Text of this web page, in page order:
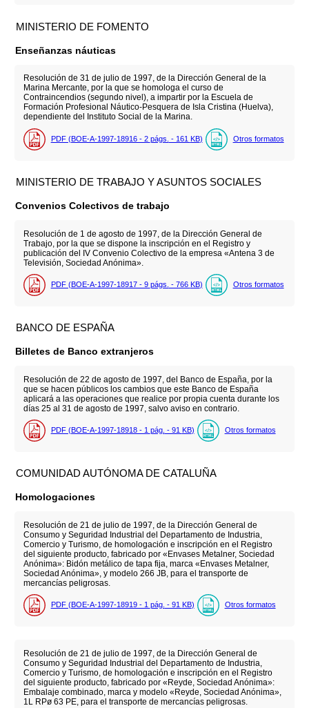
MINISTERIO DE FOMENTO
Enseñanzas náuticas
Resolución de 31 de julio de 1997, de la Dirección General de la
Marina Mercante, por la que se homologa el curso de
Contraincendios (segundo nivel), a impartir por la Escuela de
Formación Profesional Náutico-Pesquera de Isla Cristina (Huelva),
dependiente del Instituto Social de la Marina.
PDF (BOE-A-1997-18916 - 2 págs. - 161 KB) Otros formatos
MINISTERIO DE TRABAJO Y ASUNTOS SOCIALES
Convenios Colectivos de trabajo
Resolución de 1 de agosto de 1997, de la Dirección General de
Trabajo, por la que se dispone la inscripción en el Registro y
publicación del IV Convenio Colectivo de la empresa «Antena 3 de
Televisión, Sociedad Anónima».
PDF (BOE-A-1997-18917 - 9 págs. - 766 KB) Otros formatos
BANCO DE ESPAÑA
Billetes de Banco extranjeros
Resolución de 22 de agosto de 1997, del Banco de España, por la
que se hacen públicos los cambios que este Banco de España
aplicará a las operaciones que realice por propia cuenta durante los
días 25 al 31 de agosto de 1997, salvo aviso en contrario.
PDF (BOE-A-1997-18918 - 1 pág. - 91 KB) Otros formatos
COMUNIDAD AUTÓNOMA DE CATALUÑA
Homologaciones
Resolución de 21 de julio de 1997, de la Dirección General de
Consumo y Seguridad Industrial del Departamento de Industria,
Comercio y Turismo, de homologación e inscripción en el Registro
del siguiente producto, fabricado por «Envases Metalner, Sociedad
Anónima»: Bidón metálico de tapa fija, marca «Envases Metalner,
Sociedad Anónima», y modelo 266 JB, para el transporte de
mercancías peligrosas.
PDF (BOE-A-1997-18919 - 1 pág. - 91 KB) Otros formatos
Resolución de 21 de julio de 1997, de la Dirección General de
Consumo y Seguridad Industrial del Departamento de Industria,
Comercio y Turismo, de homologación e inscripción en el Registro
del siguiente producto, fabricado por «Reyde, Sociedad Anónima»:
Embalaje combinado, marca y modelo «Reyde, Sociedad Anónima»,
1L RPø 63 PE, para el transporte de mercancías peligrosas.